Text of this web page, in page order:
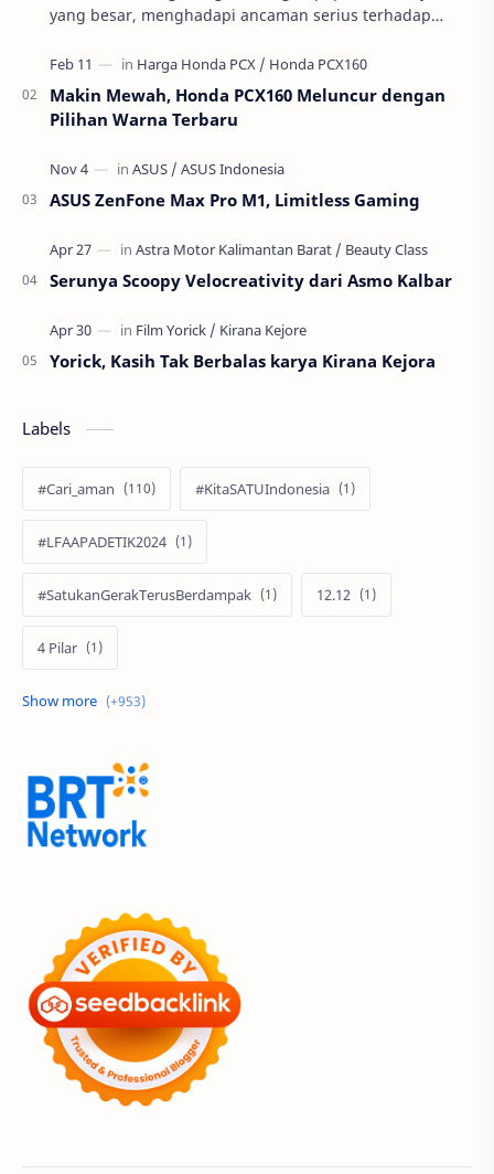
yang besar, menghadapi ancaman serius terhadap
per…
Makin Mewah, Honda PCX160 Meluncur dengan
Pilihan Warna Terbaru
ASUS ZenFone Max Pro M1, Limitless Gaming
Serunya Scoopy Velocreativity dari Asmo Kalbar
Yorick, Kasih Tak Berbalas karya Kirana Kejora
Labels
#Cari_aman #KitaSATUIndonesia
#LFAAPADETIK2024
#SatukanGerakTerusBerdampak 12.12
4 Pilar
60 Tahun
Adenanta Putra
Adventorial
AHASS Pontianak AHASS Siaga
AHDC 2026 AHM
AHM Best Student 2026